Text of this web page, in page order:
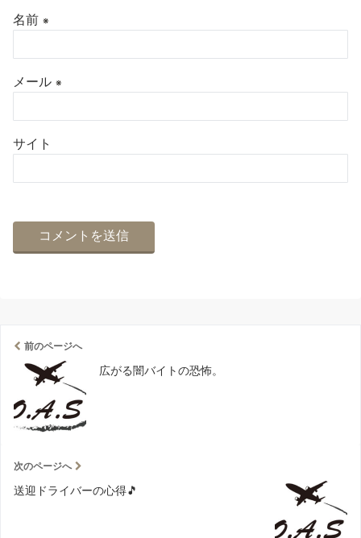
名前 ※
メール ※
サイト
前のページへ
広がる闇バイトの恐怖。
次のページへ
送迎ドライバーの心得🎵